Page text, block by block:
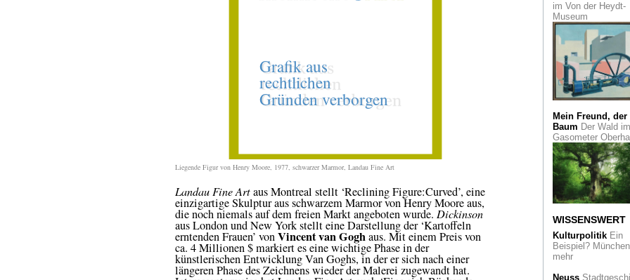
Liegende Figur von Henry Moore, 1977, schwarzer Marmor, Landau Fine Art
Landau Fine Artaus Montreal stellt ‘Reclining Figure:Curved’, eine
einzigartige Skulptur aus schwarzem Marmor von Henry Moore aus,
die noch niemals auf dem freien Markt angeboten wurde. Dickinson
aus London und New York stellt eine Darstellung der ‘Kartoffeln
erntenden Frauen’ vonVincentvan Goghaus. Mit einem Preis von
ca. 4 Millionen $ markiert es eine wichtige Phase in der
künstlerischen Entwicklung Van Goghs, in der er sich nach einer
längeren Phase des Zeichnens wieder der Malerei zugewandt hat.
Von
und
Galerie 30works
Thomas
Stromkilometer
architektonisches
Gesamtkunstwerk
1912 - Mission
Moderne. Die
in Köln
So seltsam wie
Name war auch
unterschätzte Naive
Adalbert Trillhaase
Auf der ewigen
im Von der Heydt-
Museum
Mein Freund, der
Baum Der Wald im
Gasometer
WISSENSWERT
KulturpolitikEin
Beispiel?
mehr
Neuss